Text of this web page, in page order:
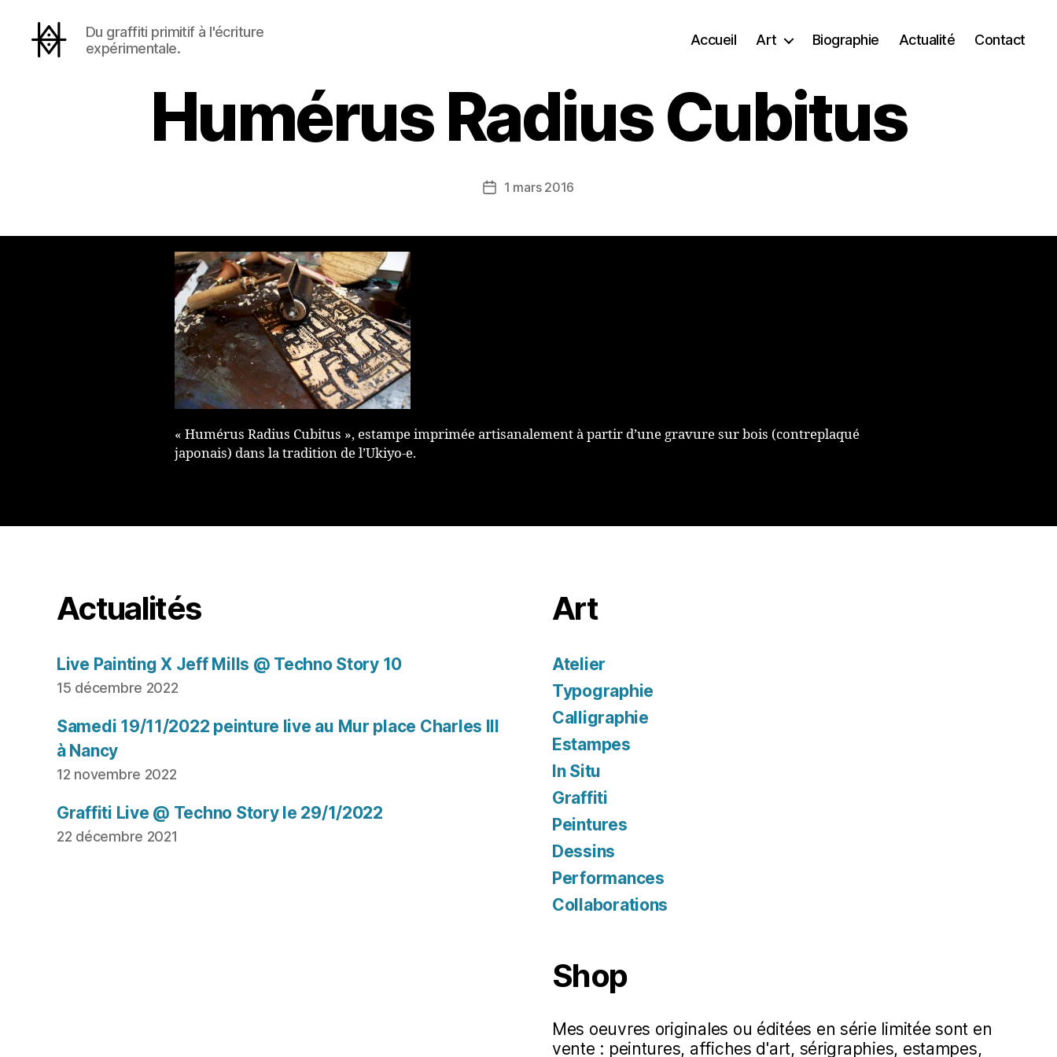
Du graffiti primitif à l'écriture
expérimentale.
Accueil Art Biographie Actualité Contact
Humérus Radius Cubitus
Date1 mars 2016
« Humérus Radius Cubitus », estampe imprimée artisanalement à partir d’une gravure sur bois (contreplaqué
japonais) dans la tradition de l’Ukiyo-e.
Actualités
Live Painting X Jeff Mills @ Techno Story 10
15 décembre 2022
Samedi 19/11/2022 peinture live au Mur place Charles III
à Nancy
12 novembre 2022
Graffiti Live @ Techno Story le 29/1/2022
22 décembre 2021
Art
Atelier
Typographie
Calligraphie
Estampes
In Situ
Graffiti
Peintures
Dessins
Performances
Collaborations
Shop
Mes oeuvres originales ou éditées en série limitée sont en
vente : peintures, affiches d'art, sérigraphies, estampes,